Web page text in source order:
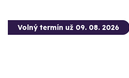
Volný termín už 09. 08. 2026